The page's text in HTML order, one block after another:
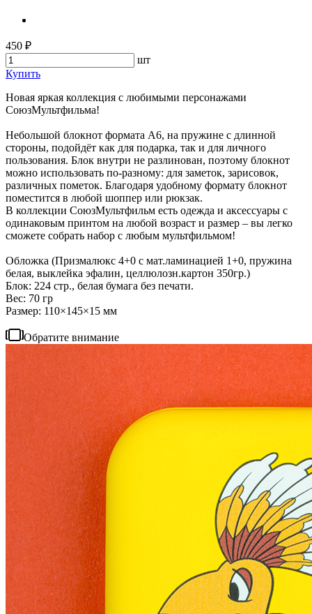
450 ₽
шт
Купить
Новая яркая коллекция с любимыми персонажами
СоюзМультфильма!
Небольшой блокнот формата А6, на пружине с длинной
стороны, подойдёт как для подарка, так и для личного
пользования. Блок внутри не разлинован, поэтому блокнот
можно использовать по-разному: для заметок, зарисовок,
различных пометок. Благодаря удобному формату блокнот
поместится в любой шоппер или рюкзак.
В коллекции СоюзМультфильм есть одежда и аксессуары с
одинаковым принтом на любой возраст и размер – вы легко
сможете собрать набор с любым мультфильмом!
Обложка (Призмалюкс 4+0 с мат.ламинацией 1+0, пружина
белая, выклейка эфалин, целлюлозн.картон 350гр.)
Блок: 224 стр., белая бумага без печати.
Вес: 70 гр
Размер: 110×145×15 мм
Обратите внимание